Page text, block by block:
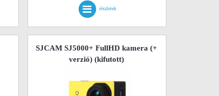
részletek
SJCAM SJ5000+ FullHD kamera (+
verzió) (kifutott)